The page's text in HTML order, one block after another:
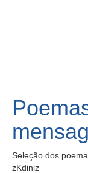
Seleção dos
zKdiniz